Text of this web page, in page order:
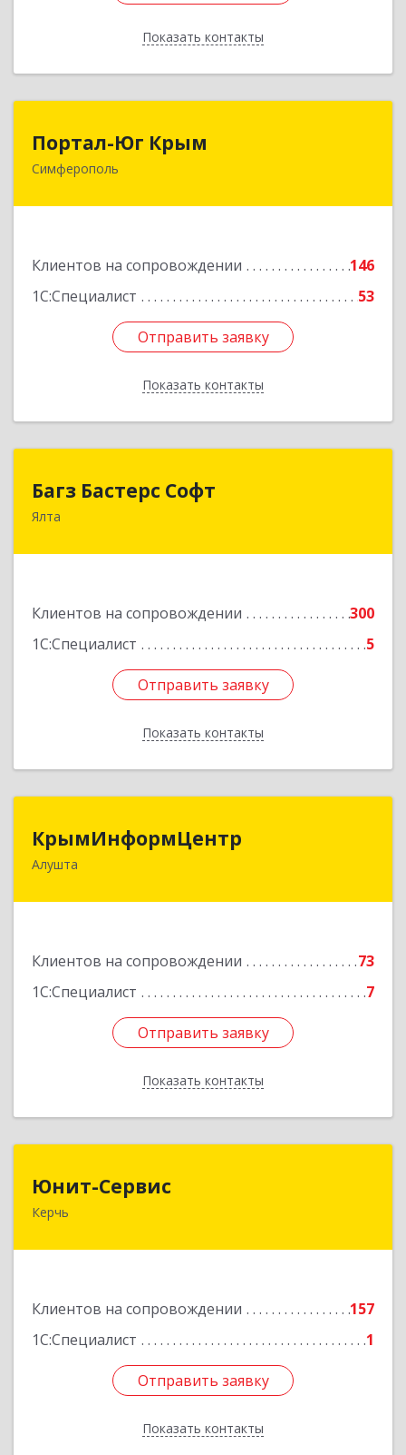
Показать контакты
Назад
Портал-Юг Крым
Симферополь
Клиентов на сопровождении
146
1С:Специалист
53
Отправить заявку
Показать контакты
295015, Крым Респ, Симферополь г, Козлова ул,
Отправить заявку
Назад
Багз Бастерс Софт
Ялта
Клиентов на сопровождении
300
1С:Специалист
5
Отправить заявку
Показать контакты
Багз Бастерс Софт
298603, Крым Респ, Ялта г, Свердлова ул, дом №
Отправить заявку
Назад
КрымИнформЦентр
Алушта
Клиентов на сопровождении
73
1С:Специалист
7
Отправить заявку
Показать контакты
298500, Крым Респ, Алушта г, Горького ул, дом
Отправить заявку
Назад
Юнит-Сервис
Керчь
Клиентов на сопровождении
157
1С:Специалист
1
Отправить заявку
Показать контакты
298300, Крым Респ, Керчь г, Кооперативный
Отправить заявку
Назад